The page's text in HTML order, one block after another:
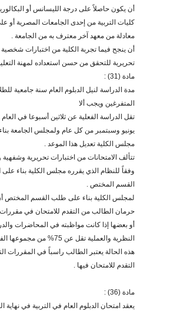
أن يكون حاصلاً على درجة الليسانس أو
كليات التربية من إحدى الجامعات المصرية أو
معادلة من معهد آخر معترف به من الجامعة .
أن ينجح فيما تجربة الكلية من اختبارات
تحريرية للتحقق من حسن استعداده لمهنة
مادة (31)
:
مدة الدراسة لنيل الدبلوم العام سنة جامعية
المتفرغين ويجب ألا
تقل الدراسة الفعلية عن ثلاثين أسبوعا في
يونيو وسبتمبر من كل عام ولمجلس الجامعة
مجلس الكلية تعديل هذا الموعد .
تتألف الامتحانات من اختبارات تحريرية
وفقاً للنظام الذي يقرره مجلس الكلية بناء على
القسم المختص .
لمجلس الكلية بناء على طلب القسم المختص
حرمان الطالب من التقدم للامتحان في
أو بعضها إذا كانت مواظبته في المحاضرات
النظرية والعملية تقل عن 75% من
هذه الحالة يعتبر الطالب راسباً في المقررات
التقدم للامتحان فيها .
مادة (36) :
يعقد امتحان الدبلوم العام في التربية في نهاية